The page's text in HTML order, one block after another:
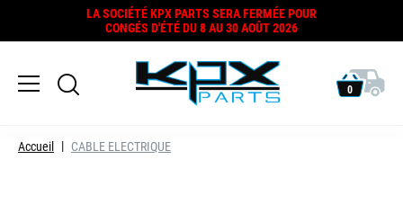
LA SOCIÉTÉ KPX PARTS SERA FERMÉE POUR
CONGÉS D'ÉTÉ DU 8 AU 30 AOÛT 2026
0
Accueil CABLE ELECTRIQUE